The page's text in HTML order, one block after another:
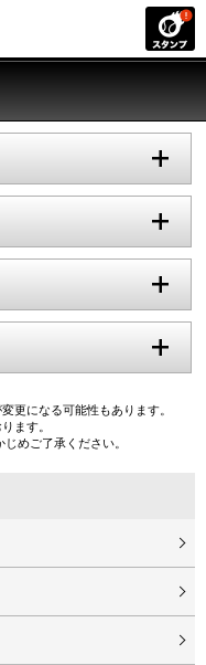
更になる可能性もあります。
ます。
めご了承ください。